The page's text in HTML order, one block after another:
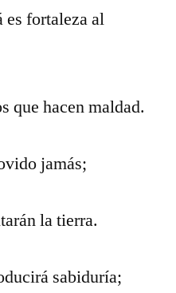
es fortaleza al
que hacen maldad.
jamás;
la tierra.
sabiduría;